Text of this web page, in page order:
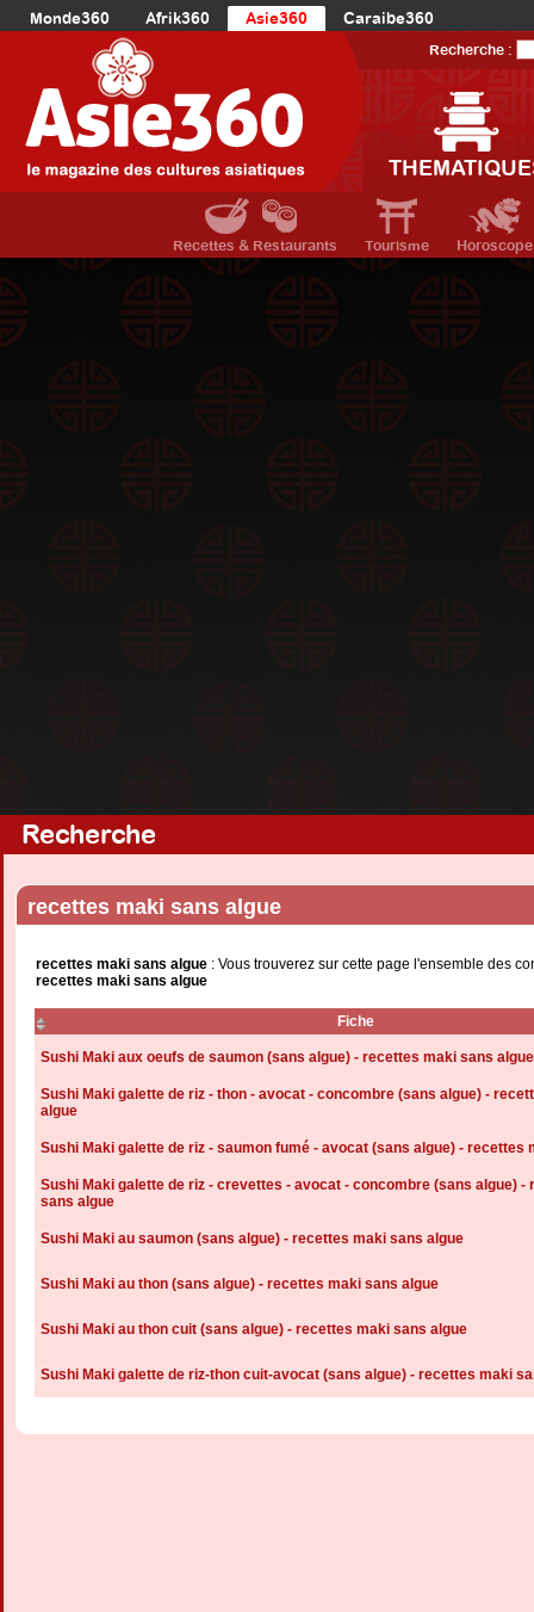
Monde360 Afrik360 Asie360
Caraibe360
Europe360
AmériqueDuNord360
Océanie360
Recherche :
Recettes & Restaurants Tourisme Horoscope
Recherche
recettes maki sans algue
recettes maki sans algue : Vous trouverez sur cette page l'ensemble des
recettes maki sans algue
Fiche
Sushi Maki aux oeufs de saumon (sans algue) - recettes maki sans algue
Sushi Maki galette de riz - thon - avocat - concombre (sans algue) -
algue
Sushi Maki galette de riz - saumon fumé - avocat (sans algue) - recettes
Sushi Maki galette de riz - crevettes - avocat - concombre (sans algue) -
sans algue
Sushi Maki au saumon (sans algue) - recettes maki sans algue
Sushi Maki au thon (sans algue) - recettes maki sans algue
Sushi Maki au thon cuit (sans algue) - recettes maki sans algue
Sushi Maki galette de riz-thon cuit-avocat (sans algue) - recettes maki